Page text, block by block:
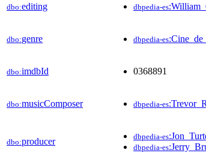
dbo:editing dbpedia-es
dbo:genre dbpedia-es
dbo:imdbId 0368891
dbo:musicComposer dbpedia-es
dbo:producer dbpedia-es
dbpedia-es